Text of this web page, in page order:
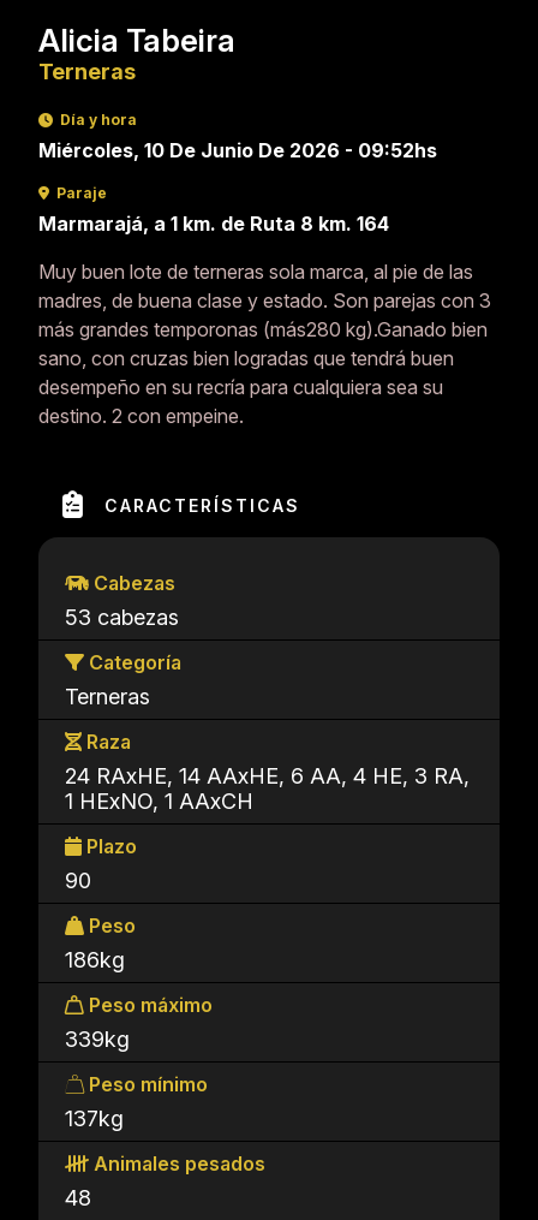
Alicia Tabeira
Terneras
Día y hora
Miércoles, 10 De Junio De 2026 - 09:52hs
Paraje
Marmarajá, a 1 km. de Ruta 8 km. 164
Muy buen lote de terneras sola marca, al pie de las
madres, de buena clase y estado. Son parejas con 3
más grandes temporonas (más280 kg).Ganado bien
sano, con cruzas bien logradas que tendrá buen
desempeño en su recría para cualquiera sea su
destino. 2 con empeine.
CARACTERÍSTICAS
Cabezas
53 cabezas
Categoría
Terneras
Raza
24 RAxHE, 14 AAxHE, 6 AA, 4 HE, 3 RA,
1 HExNO, 1 AAxCH
Plazo
90
Peso
186kg
Peso máximo
339kg
Peso mínimo
137kg
Animales pesados
48